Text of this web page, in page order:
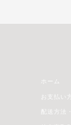
ホーム
お支払い
配送方法